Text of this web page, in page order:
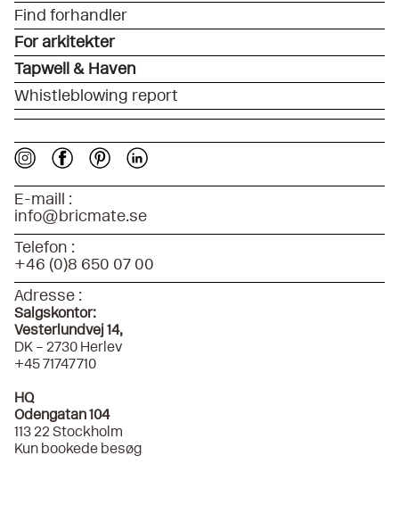
Find forhandler
For arkitekter
Tapwell & Haven
Whistleblowing report
E-maill :
info@bricmate.se
Telefon :
+46 (0)8 650 07 00
Adresse :
Salgskontor:
Vesterlundvej 14,
DK – 2730 Herlev
+45 71747710
HQ
Odengatan 104
113 22 Stockholm
Kun bookede besøg